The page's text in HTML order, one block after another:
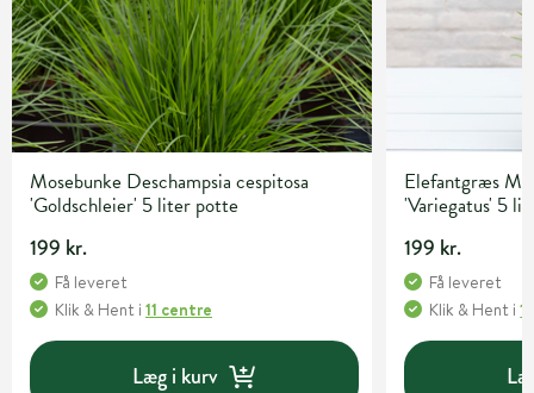
Mosebunke Deschampsia cespitosa
'Goldschleier' 5 liter potte
199 kr.
Få leveret
Klik & Hent i 11 centre
Læg i kurv
Elefantgræs
'Variegatus' 5
199 kr.
Få leveret
Klik & Hent i